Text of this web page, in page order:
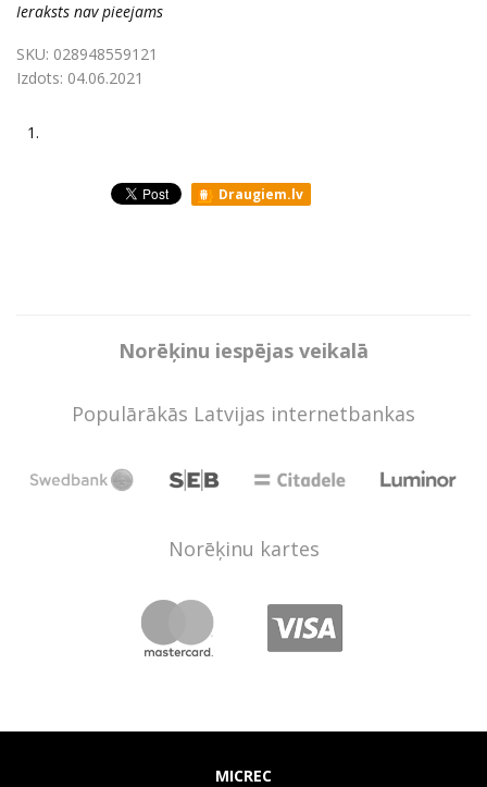
Ieraksts nav pieejams
SKU: 028948559121
Izdots: 04.06.2021
1.
Draugiem.lv
Norēķinu iespējas veikalā
Populārākās Latvijas internetbankas
Norēķinu kartes
MICREC